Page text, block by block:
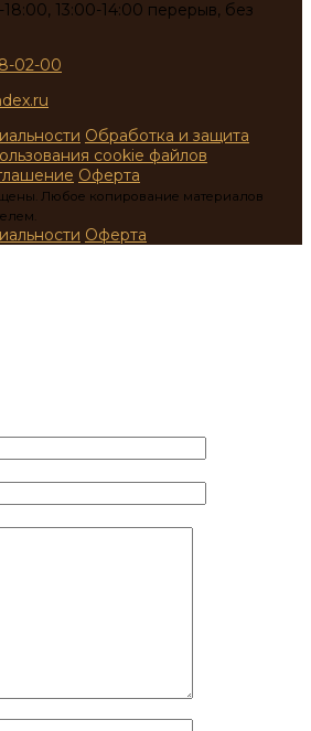
13:00-14:00 перерыв, без
02-00
Обработка и защита
cookie файлов
Оферта
Любое копирование материалов
Оферта